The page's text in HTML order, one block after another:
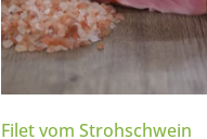
Filet vom Strohschwein